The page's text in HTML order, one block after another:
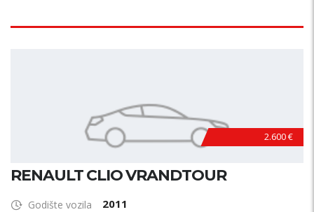
2.600 €
RENAULT CLIO VRANDTOUR
Godište vozila 2011